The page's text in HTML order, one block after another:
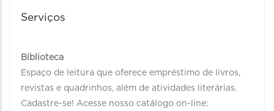
Serviços
Biblioteca
Espaço de leitura que oferece empréstimo de livros,
revistas e quadrinhos, além de atividades literárias.
Cadastre-se! Acesse nosso catálogo on-line: